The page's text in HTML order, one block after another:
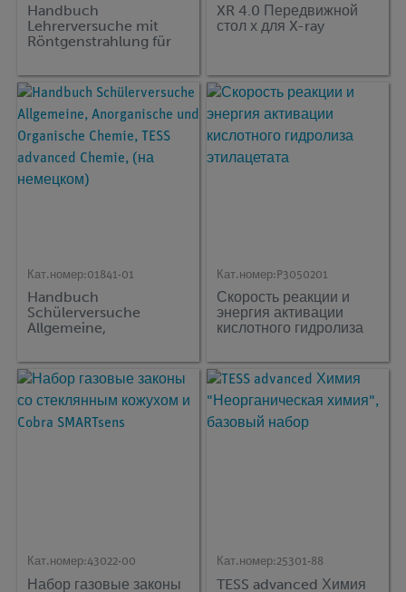
Handbuch
Lehrerversuche mit
Röntgenstrahlung für
TESS expert Physik, (на
немецком)
XR 4.0 Передвижной
стол х для X-ray
Кат.номер:01841-01
Handbuch
Schülerversuche
Allgemeine,
Organische Chemie,
TESS advanced
Chemie, (на немецком)
Кат.номер: P3050201
Скорость реакции и
энергия активации
кислотного гидролиза
Кат.номер:43022-00
Набор газовые законы
Кат.номер:25301-88
TESS advanced Химия